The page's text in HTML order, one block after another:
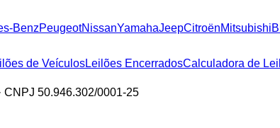
BenzPeugeotNissanYamahaJeepCitroënMitsubishi
de VeículosLeilões EncerradosCalculadora de
CNPJ 50.946.302/0001-25